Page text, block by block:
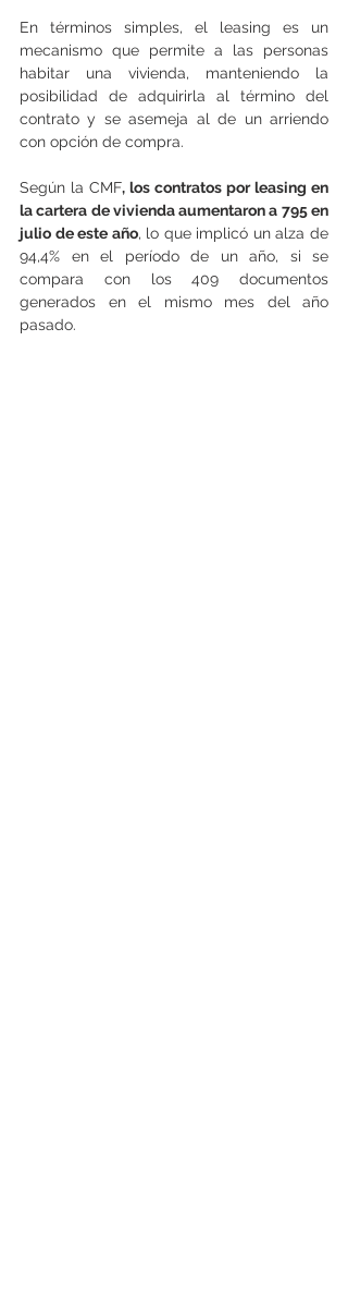
En términos simples, el leasing es un
mecanismo que permite a las personas
habitar una vivienda, manteniendo la
posibilidad de adquirirla al término del
contrato y se asemeja al de un arriendo
con opción de compra.
Según la CMF, los contratos por leasing en
la cartera de vivienda aumentaron a 795 en
julio de este año, lo que implicó un alza de
94,4% en el período de un año, si se
compara con los 409 documentos
generados en el mismo mes del año
pasado.